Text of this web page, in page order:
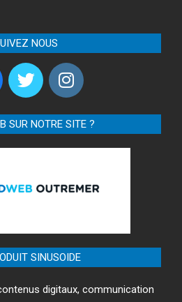
NOUS
SUR NOTRE SITE ?
SINUSOIDE
digitaux, communication